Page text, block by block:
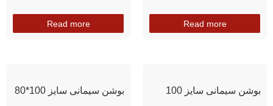
Read more
Read more
بوشن سیمانی سایز 100 بوشن سیمانی سایز 100*80